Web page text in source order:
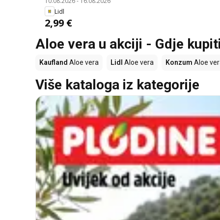
Lidl
2,99 €
Aloe vera u akciji - Gdje
Kaufland Aloe vera Lidl Aloe vera Konzum Aloe
Više kataloga iz kategorije